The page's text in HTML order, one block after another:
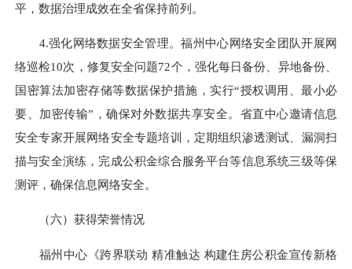
平，数据治理成效在全省保持前列。
4.强化网络数据安全管理。福州中心网络安全团队开展网
络巡检10次，修复安全问题72个， 强化每日备份、异地备份、
国密算法加密存储等数据保护措施 ，实行“授权调用、最小必
要、加密传输” ，确保对外数据共享安全。 省直中心邀请信息
安全专家开展网络安全专题培训，定期组织渗透测试、漏洞扫
描与安全演练，完成公积金综合服务平台等信息系统三级等保
测评，确保信息网络安全。
（六）获得荣誉情况
福州中心《跨界联动 精准触达 构建住房公积金宣传新格